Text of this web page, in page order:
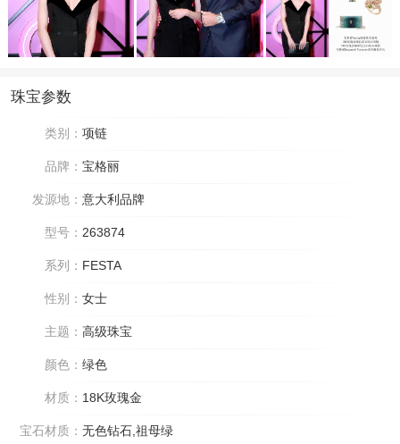
珠宝参数
类别： 项链
品牌： 宝格丽
发源地： 意大利品牌
型号： 263874
系列： FESTA
性别： 女士
主题： 高级珠宝
颜色： 绿色
材质： 18K玫瑰金
宝石材质： 无色钻石,祖母绿